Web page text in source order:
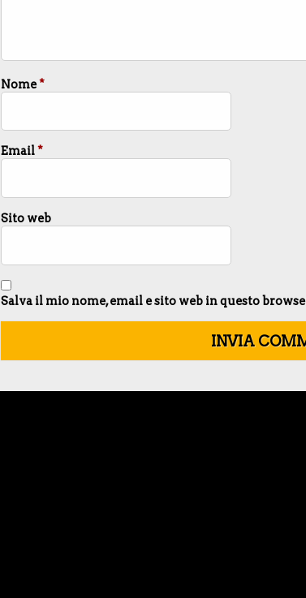
Nome*
Email*
Sito web
Salva il mio nome, email e sito web in questo